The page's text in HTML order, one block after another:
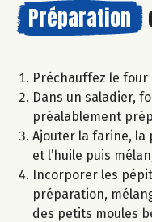
Préparation
Préchauffez le four
Dans un saladier,
préalablement
Ajouter la farine, la
et l’huile puis
Incorporer les
préparation,
des petits moules